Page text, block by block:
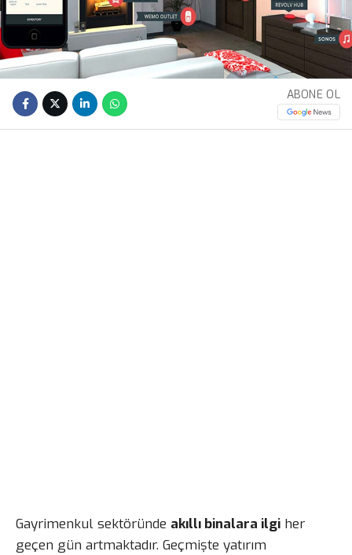
ABONE OL
Gayrimenkul sektöründe akıllı binalara ilgi her
geçen gün artmaktadır. Geçmişte yatırım